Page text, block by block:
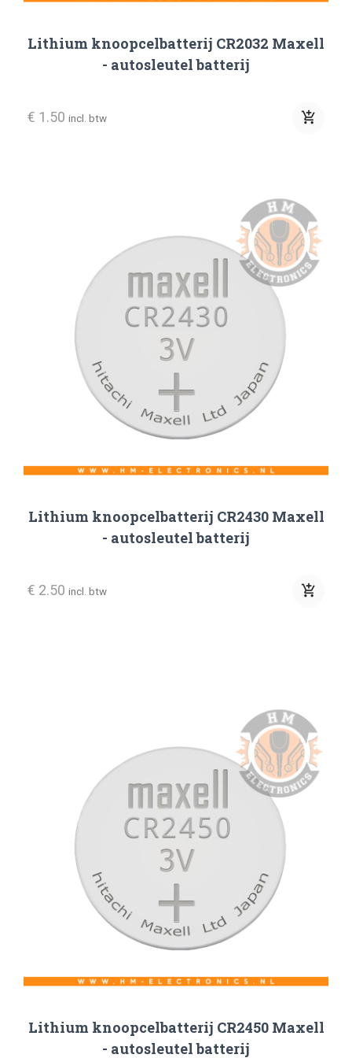
Lithium knoopcelbatterij CR2032 Maxell
- autosleutel batterij
€ 1.50 incl. btw add_shopping_cart
Lithium knoopcelbatterij CR2430 Maxell
- autosleutel batterij
€ 2.50 incl. btw add_shopping_cart
Lithium knoopcelbatterij CR2450 Maxell
- autosleutel batterij